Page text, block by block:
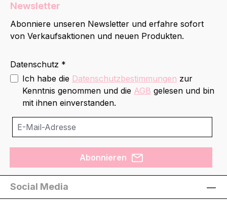
Newsletter
Abonniere unseren Newsletter und erfahre sofort
von Verkaufsaktionen und neuen Produkten.
Datenschutz *
Ich habe die Datenschutzbestimmungen zur
Kenntnis genommen und die AGB gelesen und bin
mit ihnen einverstanden.
Abonnieren
Social Media